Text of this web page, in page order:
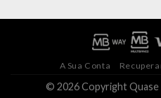
A Sua Conta
© 2026 Copyright Quase